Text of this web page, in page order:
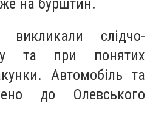
слідчо-
та при понятих
Автомобіль та
до Олевського